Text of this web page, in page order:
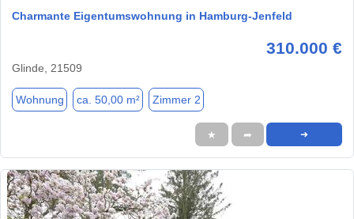
Charmante Eigentumswohnung in Hamburg-Jenfeld
310.000 €
Glinde, 21509
Wohnung ca. 50,00 m² Zimmer 2
★ ➦ ➜